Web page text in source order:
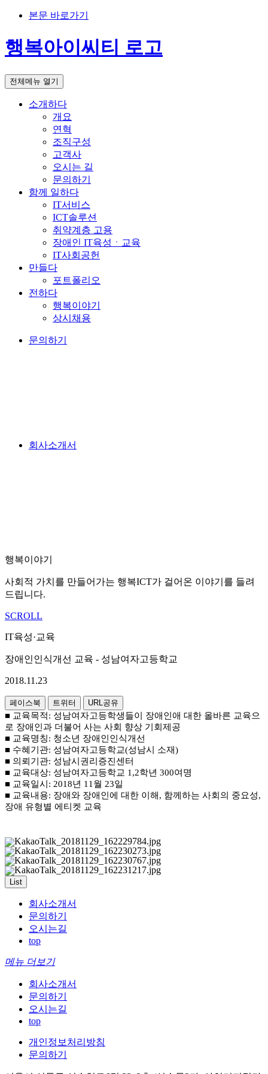
본문 바로가기
행복아이씨티 로고
전체메뉴 열기
소개하다
개요
연혁
조직구성
고객사
오시는 길
문의하기
함께 일하다
IT서비스
ICT솔루션
취약계층 고용
장애인 IT육성ㆍ교육
IT사회공헌
만들다
포트폴리오
전하다
행복이야기
상시채용
문의하기
회사소개서
행복이야기
사회적 가치를 만들어가는 행복ICT가 걸어온 이야기를 들려
드립니다.
SCROLL
IT육성·교육
장애인인식개선 교육 - 성남여자고등학교
2018.11.23
페이스북 트위터 URL공유
■ 교육목적: 성남여자고등학생들이 장애인애 대한 올바른 교육으
로 장애인과 더불어 사는 사회 향상 기회제공
■ 교육명칭: 청소년 장애인인식개선
■ 수혜기관: 성남여자고등학교(성남시 소재)
■ 의뢰기관: 성남시권리증진센터
■ 교육대상: 성남여자고등학교 1,2학년 300여명
■ 교육일시 : 2018년 11 월 23일
■ 교육내용: 장애와 장애인에 대한 이해 , 함께하는 사회의 중요성,
장애 유형별 에티켓 교육
List
회사소개서
문의하기
오시는길
top
메뉴 더보기
회사소개서
문의하기
오시는길
top
개인정보처리방침
문의하기